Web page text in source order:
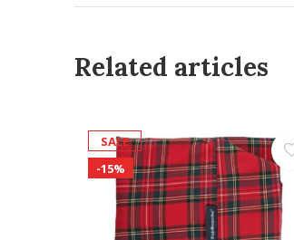
Related articles
SALE
-15%